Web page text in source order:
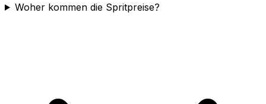
Woher kommen die Spritpreise?